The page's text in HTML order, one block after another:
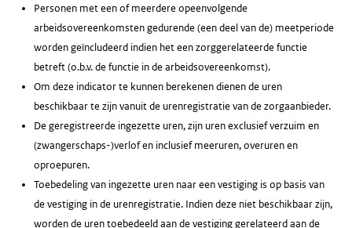
Personen met een of meerdere opeenvolgende
arbeidsovereenkomsten gedurende (een deel van de) meetperiode
worden geïncludeerd indien het een zorggerelateerde functie
betreft (o.b.v. de functie in de arbeidsovereenkomst).
Om deze indicator te kunnen berekenen dienen de uren
beschikbaar te zijn vanuit de urenregistratie van de zorgaanbieder.
De geregistreerde ingezette uren, zijn uren exclusief verzuim en
(zwangerschaps-)verlof en inclusief meeruren, overuren en
oproepuren.
Toebedeling van ingezette uren naar een vestiging is op basis van
de vestiging in de urenregistratie. Indien deze niet beschikbaar zijn,
worden de uren toebedeeld aan de vestiging gerelateerd aan de